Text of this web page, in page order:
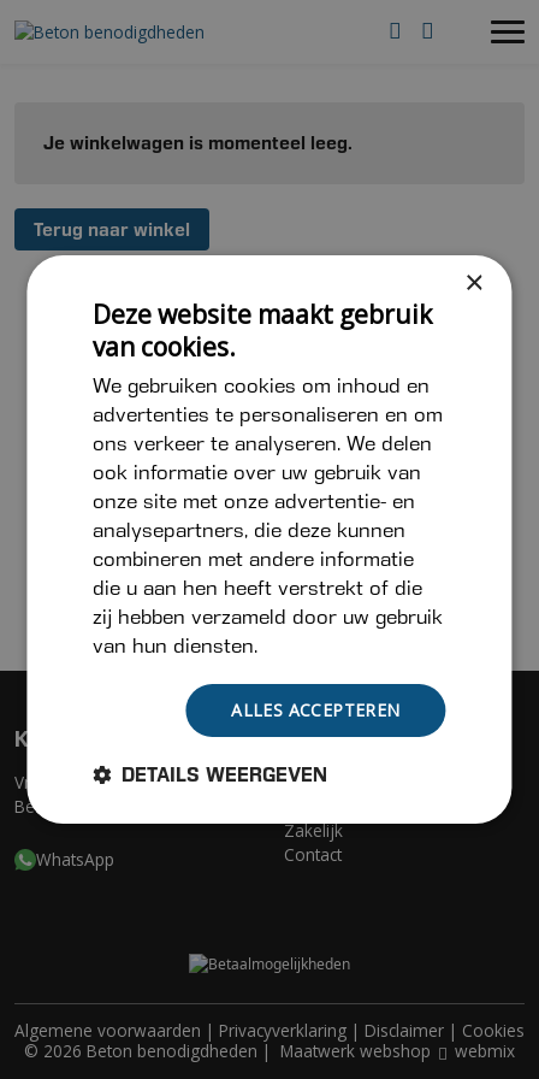
Je winkelwagen is momenteel leeg.
Terug naar winkel
Klantenservice
Vraag & contact
Bezorgen & leveren
WhatsApp
Menu
Assortiment
Zakelijk
Contact
© 2026 Beton benodigdheden | Maatwerk webshop webmix
Algemene voorwaarden | Privacyverklaring | Disclaimer | Cookies
×
Deze website maakt gebruik
van cookies.
We gebruiken cookies om inhoud en
advertenties te personaliseren en om
ons verkeer te analyseren. We delen
ook informatie over uw gebruik van
onze site met onze advertentie- en
analysepartners, die deze kunnen
combineren met andere informatie
die u aan hen heeft verstrekt of die
zij hebben verzameld door uw gebruik
van hun diensten.
ALLES ACCEPTEREN
DETAILS WEERGEVEN